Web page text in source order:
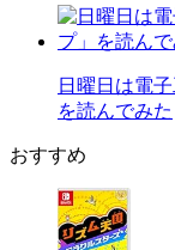
日曜日は電
を読んでみた
おすすめ